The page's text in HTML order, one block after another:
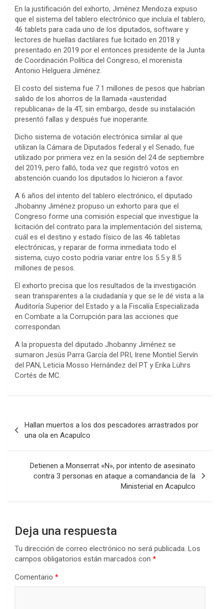
En la justificación del exhorto, Jiménez Mendoza expuso
que el sistema del tablero electrónico que incluía el tablero,
46 tablets para cada uno de los diputados, software y
lectores de huellas dactilares fue licitado en 2018 y
presentado en 2019 por el entonces presidente de la Junta
de Coordinación Política del Congreso, el morenista
Antonio Helguera Jiménez.
El costo del sistema fue 7.1 millones de pesos que habrían
salido de los ahorros de la llamada «austeridad
republicana» de la 4T, sin embargo, desde su instalación
presentó fallas y después fue inoperante.
Dicho sistema de votación electrónica similar al que
utilizan la Cámara de Diputados federal y el Senado, fue
utilizado por primera vez en la sesión del 24 de septiembre
del 2019, pero falló, toda vez que registró votos en
abstención cuando los diputados lo hicieron a favor.
A 6 años del intento del tablero electrónico, el diputado
Jhobanny Jiménez propuso un exhorto para que el
Congreso forme una comisión especial que investigue la
licitación del contrato para la implementación del sistema,
cuál es el destino y estado físico de las 46 tabletas
electrónicas, y reparar de forma inmediata todo el
sistema, cuyo costo podría variar entre los 5.5 y 8.5
millones de pesos.
El exhorto precisa que los resultados de la investigación
sean transparentes a la ciudadanía y que se le dé vista a la
Auditoría Superior del Estado y a la Fiscalía Especializada
en Combate a la Corrupción para las acciones que
correspondan.
A la propuesta del diputado Jhobanny Jiménez se
sumaron Jesús Parra García del PRI, Irene Montiel Servín
del PAN, Leticia Mosso Hernández del PT y Erika Lührs
Cortés de MC.
de
entradas
Hallan muertos a los dos pescadores arrastrados por
una ola en Acapulco
Detienen a Monserrat «N», por intento de asesinato
contra 3 personas en ataque a comandancia de la
Ministerial en Acapulco
Deja una respuesta
Tu dirección de correo electrónico no será publicada. Los
campos obligatorios están marcados con *
Comentario *